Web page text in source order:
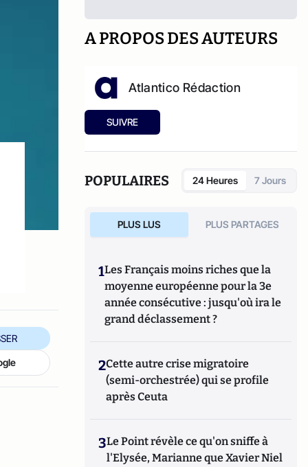
A PROPOS DES AUTEURS
Atlantico Rédaction
SUIVRE
POPULAIRES 24 Heures 7 Jours
PLUS LUS PLUS PARTAGES
1Les Français moins riches que la
moyenne européenne pour la 3e
année consécutive : jusqu'où ira le
grand déclassement ?
2Cette autre crise migratoire
(semi-orchestrée) qui se profile
après Ceuta
3Le Point révèle ce qu'on sniffe à
l'Elysée, Marianne que Xavier Niel